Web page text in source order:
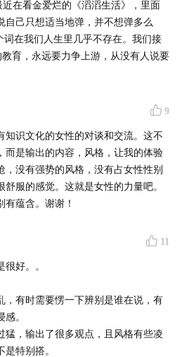
童无法形成安全的依恋关系。
一部美国科幻爱情电影，导演
）。
，如头痛、胃痛、疲劳、胸闷
到相应的身体病变。
）：一种认为人类大
就存在自然差异的观点，主张
等神经发育差异，不应被简单
）：一种神经发育障碍，主要表
动控制困难或明显多动，常见于
在看金爱烂的《滔滔生活》，里面
自己只想适当地弹，并不想弹多么
在我们人生里几乎不存在。我们接
育，永远要力争上游，从没有人说要
9
知识文化的女性的对谈和交流。这不
而是输出的内容，风格，让我的体验
，没有强势的风格，没有占女性性别
服的感觉。这就是女性的力量吧。
蕴含。谢谢！
11
好。。
，有时需要愣一下辨别是谁在说，有
。
猛，输出了很多观点，且风格有些凌
特别搭。